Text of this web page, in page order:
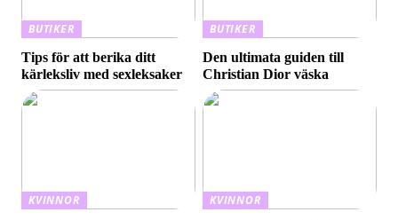
BUTIKER
Tips för att berika ditt
kärleksliv med sexleksaker
BUTIKER
Den ultimata guiden till
Christian Dior väska
KVINNOR
KVINNOR